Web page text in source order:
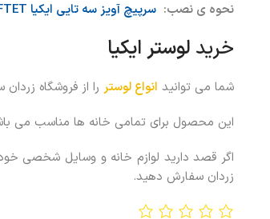
نحوه ی نصب: سرپیچ آویز سه تایی ایکیا SKAFTET
خرید لوستر ایکیا
شما می توانید انواع لوستر را از فروشگاه
این محصول برای تمامی خانه ها مناسب می
اگر قصد دارید لوازم خانه و وسایل شخصی
زردان سفارش دهید.